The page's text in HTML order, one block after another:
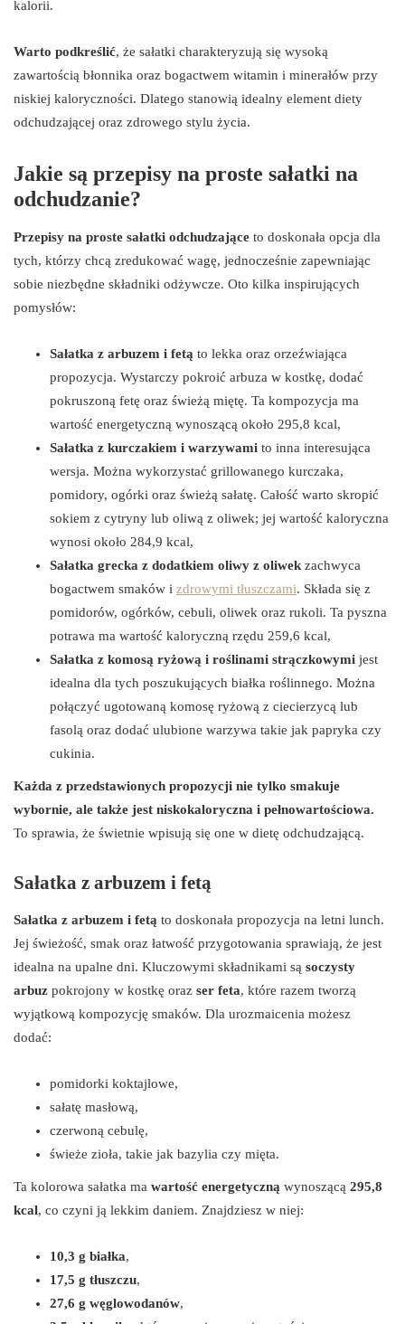
kalorii.
Warto podkreślić, że sałatki charakteryzują się wysoką
zawartością błonnika oraz bogactwem witamin i minerałów przy
niskiej kaloryczności. Dlatego stanowią idealny element diety
odchudzającej oraz zdrowego stylu życia.
Jakie są przepisy na proste sałatki na
odchudzanie?
Przepisy na proste sałatki odchudzające to doskonała opcja dla
tych, którzy chcą zredukować wagę, jednocześnie zapewniając
sobie niezbędne składniki odżywcze. Oto kilka inspirujących
pomysłów:
Sałatka z arbuzem i fetą to lekka oraz orzeźwiająca
propozycja. Wystarczy pokroić arbuza w kostkę, dodać
pokruszoną fetę oraz świeżą miętę. Ta kompozycja ma
wartość energetyczną wynoszącą około 295,8 kcal,
Sałatka z kurczakiem i warzywami to inna interesująca
wersja. Można wykorzystać grillowanego kurczaka,
pomidory, ogórki oraz świeżą sałatę. Całość warto skropić
sokiem z cytryny lub oliwą z oliwek; jej wartość kaloryczna
wynosi około 284,9 kcal,
Sałatka grecka z dodatkiem oliwy z oliwek zachwyca
bogactwem smaków i zdrowymi tłuszczami. Składa się z
pomidorów, ogórków, cebuli, oliwek oraz rukoli. Ta pyszna
potrawa ma wartość kaloryczną rzędu 259,6 kcal,
Sałatka z komosą ryżową i roślinami strączkowymi jest
idealna dla tych poszukujących białka roślinnego. Można
połączyć ugotowaną komosę ryżową z ciecierzycą lub
fasolą oraz dodać ulubione warzywa takie jak papryka czy
cukinia.
Każda z przedstawionych propozycji nie tylko smakuje
wybornie, ale także jest niskokaloryczna i pełnowartościowa.
To sprawia, że świetnie wpisują się one w dietę odchudzającą.
Sałatka z arbuzem i fetą
Sałatka z arbuzem i fetą to doskonała propozycja na letni lunch.
Jej świeżość, smak oraz łatwość przygotowania sprawiają, że jest
idealna na upalne dni. Kluczowymi składnikami są soczysty
arbuz pokrojony w kostkę oraz ser feta, które razem tworzą
wyjątkową kompozycję smaków. Dla urozmaicenia możesz
dodać:
pomidorki koktajlowe,
sałatę masłową,
czerwoną cebulę,
świeże zioła, takie jak bazylia czy mięta.
Ta kolorowa sałatka ma wartość energetyczną wynoszącą 295,8
kcal, co czyni ją lekkim daniem. Znajdziesz w niej:
10,3 g białka,
17,5 g tłuszczu,
27,6 g węglowodanów,